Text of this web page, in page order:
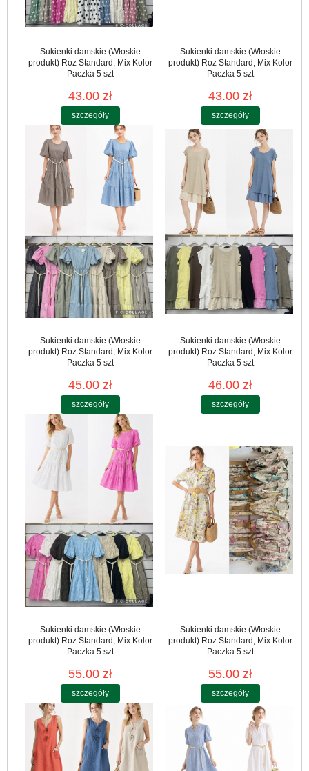
Sukienki damskie (Włoskie
produkt) Roz Standard, Mix Kolor
Paczka 5 szt
43.00 zł
szczegóły
Sukienki damskie (Włoskie
produkt) Roz Standard, Mix Kolor
Paczka 5 szt
43.00 zł
szczegóły
Sukienki damskie (Włoskie
produkt) Roz Standard, Mix Kolor
Paczka 5 szt
45.00 zł
szczegóły
Sukienki damskie (Włoskie
produkt) Roz Standard, Mix Kolor
Paczka 5 szt
46.00 zł
szczegóły
Sukienki damskie (Włoskie
produkt) Roz Standard, Mix Kolor
Paczka 5 szt
55.00 zł
szczegóły
Sukienki damskie (Włoskie
produkt) Roz Standard, Mix Kolor
Paczka 5 szt
55.00 zł
szczegóły